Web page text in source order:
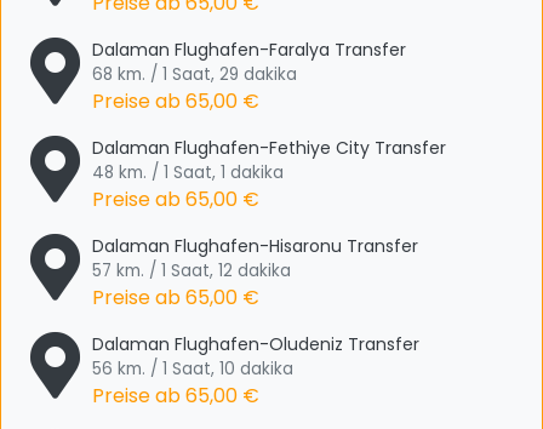
Dalaman Flughafen-Faralya Transfer
68 km. / 1 Saat, 29 dakika
Preise ab65,00 €
Dalaman Flughafen-Fethiye City Transfer
48 km. / 1 Saat, 1 dakika
Preise ab65,00 €
Dalaman Flughafen-Hisaronu Transfer
57 km. / 1 Saat, 12 dakika
Preise ab65,00 €
Dalaman Flughafen-Oludeniz Transfer
56 km. / 1 Saat, 10 dakika
Preise ab65,00 €